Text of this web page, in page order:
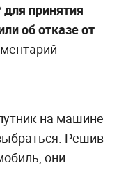
принятия
об отказе от
на машине
Решив
они